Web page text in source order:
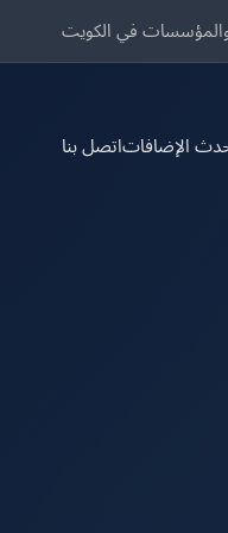
في الكويت
الإضافاتاتصل بنا